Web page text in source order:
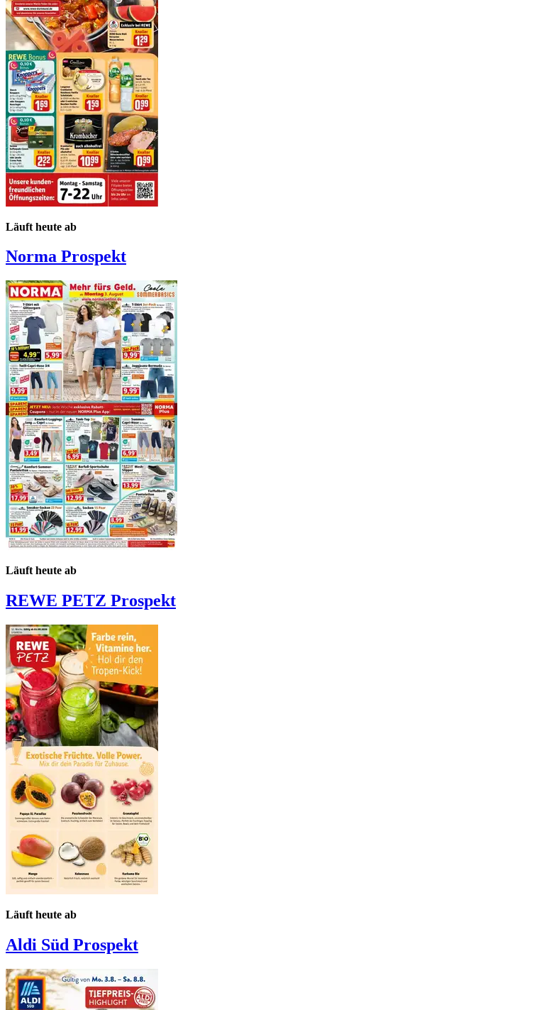
Läuft heute ab
Norma Prospekt
Läuft heute ab
REWE PETZ Prospekt
Läuft heute ab
Aldi Süd Prospekt